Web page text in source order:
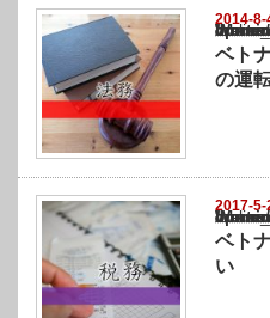
2014-8-
: Undefined
/home/netst/
on line
ベト
の運
2017-5-
: Undefined
/home/netst/
on line
ベト
い